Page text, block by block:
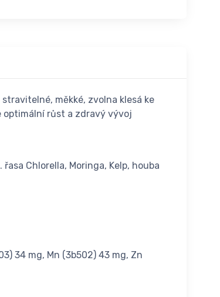
měkké, zvolna klesá ke
optimální růst a zdravý vývoj
Chlorella, Moringa, Kelp, houba
34 mg, Mn (3b502) 43 mg, Zn